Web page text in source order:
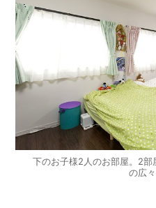
下のお子様2人のお部屋。2
の広々